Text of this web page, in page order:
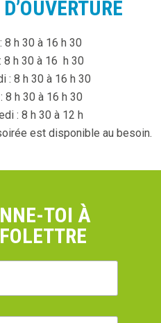
8 h 30 à 16 h 30
8 h 30 à 16 h 30
: 8 h 30 à 16 h 30
8 h 30 à 16 h 30
: 8 h 30 à 12 h
est disponible au besoin.
TOI À